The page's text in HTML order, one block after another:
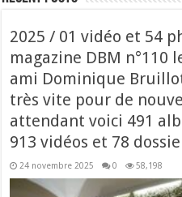
2025 / 01 vidéo et 54
magazine DBM n°110
ami Dominique
très vite pour de
attendant voici 491
913 vidéos et 78
24 novembre 2025 0 58,198